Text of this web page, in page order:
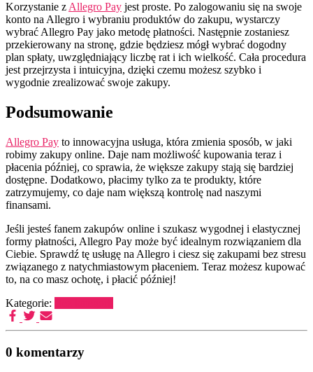
Korzystanie z Allegro Pay jest proste. Po zalogowaniu się na swoje
konto na Allegro i wybraniu produktów do zakupu, wystarczy
wybrać Allegro Pay jako metodę płatności. Następnie zostaniesz
przekierowany na stronę, gdzie będziesz mógł wybrać dogodny
plan spłaty, uwzględniający liczbę rat i ich wielkość. Cała procedura
jest przejrzysta i intuicyjna, dzięki czemu możesz szybko i
wygodnie zrealizować swoje zakupy.
Podsumowanie
Allegro Pay to innowacyjna usługa, która zmienia sposób, w jaki
robimy zakupy online. Daje nam możliwość kupowania teraz i
płacenia później, co sprawia, że większe zakupy stają się bardziej
dostępne. Dodatkowo, płacimy tylko za te produkty, które
zatrzymujemy, co daje nam większą kontrolę nad naszymi
finansami.
Jeśli jesteś fanem zakupów online i szukasz wygodnej i elastycznej
formy płatności, Allegro Pay może być idealnym rozwiązaniem dla
Ciebie. Sprawdź tę usługę na Allegro i ciesz się zakupami bez stresu
związanego z natychmiastowym płaceniem. Teraz możesz kupować
to, na co masz ochotę, i płacić później!
Kategorie:
0 komentarzy